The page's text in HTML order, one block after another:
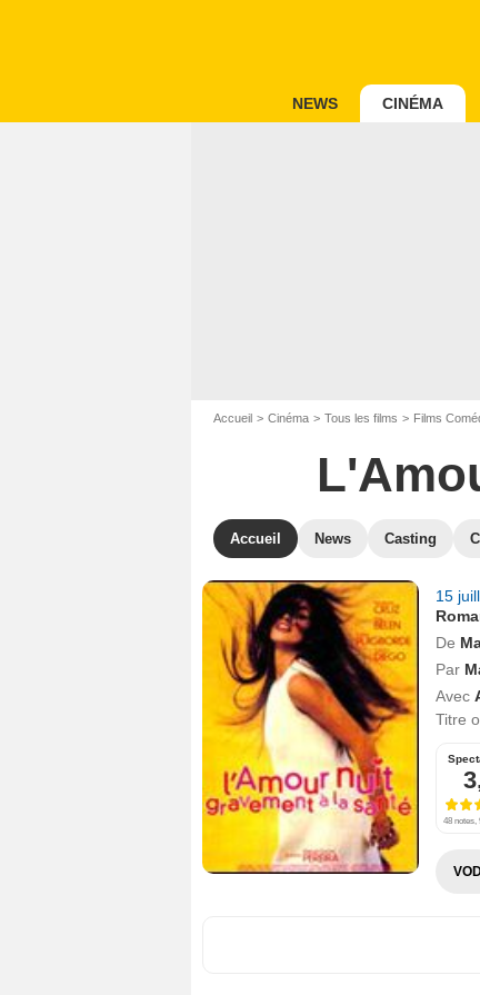
NEWS CINÉMA
Accueil Cinéma Tous les films Films
Accueil News Casting
15
De
Par
Avec
Titre
48 notes,